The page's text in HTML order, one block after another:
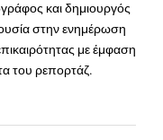
και δημιουργός
στην ενημέρωση
με έμφαση
του ρεπορτάζ.